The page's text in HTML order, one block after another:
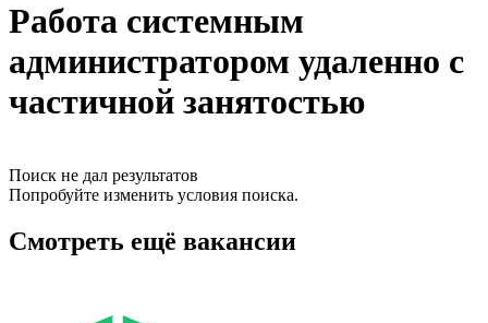
Работа системным
администратором удаленно с
частичной занятостью
Поиск не дал результатов
Попробуйте изменить условия поиска.
Смотреть ещё вакансии